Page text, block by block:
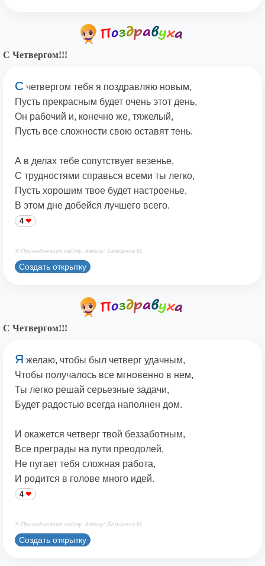
С Четвергом!!!
С четвергом тебя я поздравляю новым,
Пусть прекрасным будет очень этот день,
Он рабочий и, конечно же, тяжелый,
Пусть все сложности свою оставят тень.
А в делах тебе сопутствует везенье,
С трудностями справься всеми ты легко,
Пусть хорошим твое будет настроенье,
В этом дне добейся лучшего всего.
4
© Принадлежит сайту. Автор: Берсанов М.
Создать открытку
С Четвергом!!!
Я желаю, чтобы был четверг удачным,
Чтобы получалось все мгновенно в нем,
Ты легко решай серьезные задачи,
Будет радостью всегда наполнен дом.
И окажется четверг твой беззаботным,
Все преграды на пути преодолей,
Не пугает тебя сложная работа,
И родится в голове много идей.
4
© Принадлежит сайту. Автор: Берсанов М.
Создать открытку